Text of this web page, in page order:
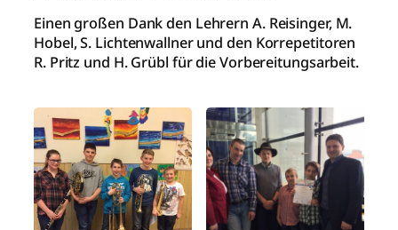
Einen großen Dank den Lehrern A. Reisinger, M.
Hobel, S. Lichtenwallner und den Korrepetitoren
R. Pritz und H. Grübl für die Vorbereitungsarbeit.